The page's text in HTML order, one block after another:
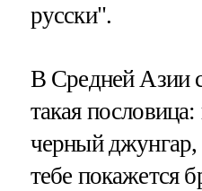
русски".
В Средней Азии
такая
черный
тебе покажется